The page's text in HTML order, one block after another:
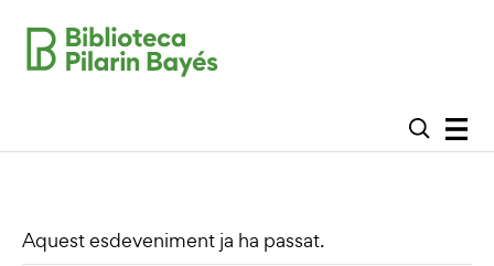
Aquest esdeveniment ja ha passat.